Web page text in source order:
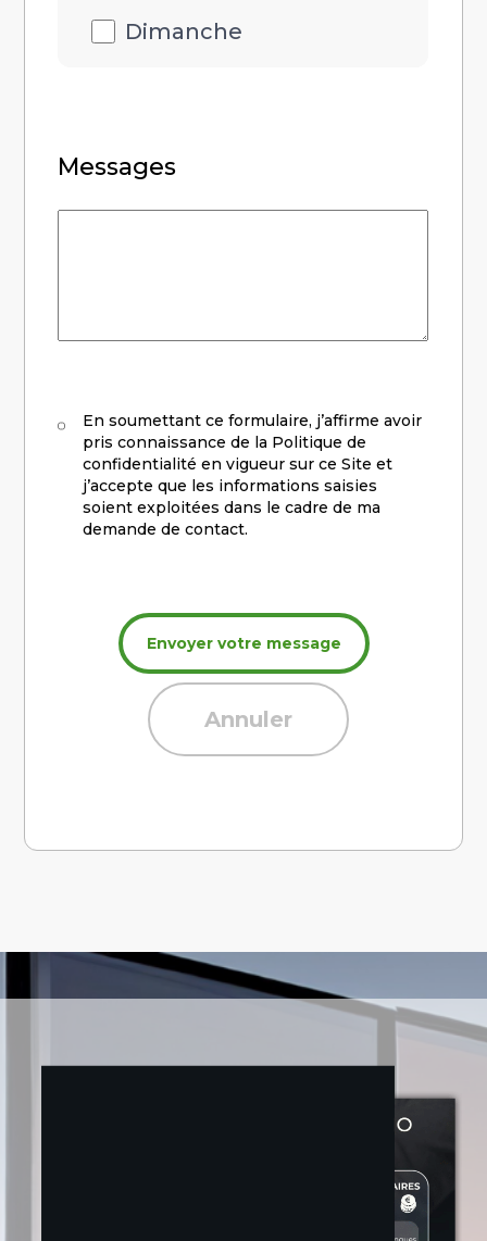
Dimanche
Messages
En soumettant ce formulaire, j’affirme avoir
pris connaissance de la Politique de
confidentialité en vigueur sur ce Site et
j’accepte que les informations saisies
soient exploitées dans le cadre de ma
demande de contact.